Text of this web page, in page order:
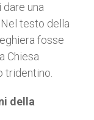
una
testo della
fosse
Chiesa
tridentino.
della